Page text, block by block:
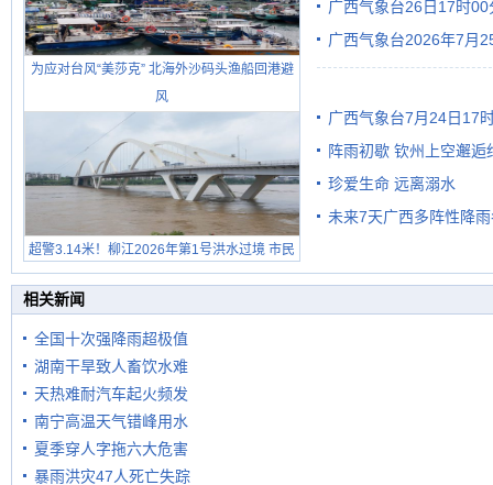
为应对台风“美莎克” 北海外沙码头渔船回港避
风
超警3.14米！柳江2026年第1号洪水过境 市民
在堤岸见证汛况
有较强降雨
广西气象台26日17时
广西气象台2026年7月
广西气象台7月24日17
阵雨初歇 钦州上空邂逅
珍爱生命 远离溺水
未来7天广西多阵性降
相关新闻
全国十次强降雨超极值
湖南干旱致人畜饮水难
天热难耐汽车起火频发
南宁高温天气错峰用水
夏季穿人字拖六大危害
暴雨洪灾47人死亡失踪